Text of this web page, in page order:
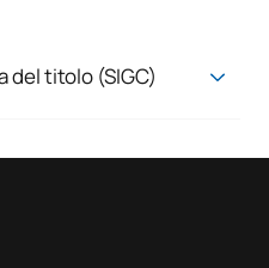
del titolo (SIGC)